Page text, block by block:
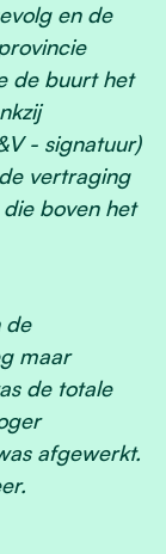
en de
de buurt het
- signatuur)
vertraging
boven het
de
maar
de totale
afgewerkt.